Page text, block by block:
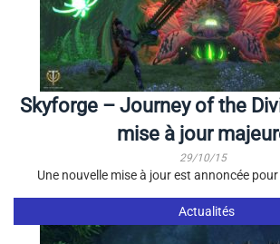
Skyforge – Journey of the
mise à jour
29/10/15
Une nouvelle mise à jour est annoncée
Actualités